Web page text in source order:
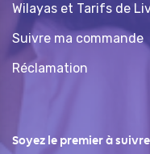
Wilayas et Tarifs de
Suivre ma commande
Réclamation
Soyez le premier à